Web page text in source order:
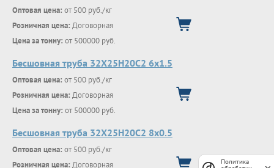
Оптовая цена: от 500 руб./кг
Розничная цена: Договорная
Цена за тонну: от 500000 руб.
Бесшовная труба 32Х25Н20С2 6х1.5
Оптовая цена: от 500 руб./кг
Розничная цена: Договорная
Цена за тонну: от 500000 руб.
Бесшовная труба 32Х25Н20С2 8х0.5
Оптовая цена: от 500 руб./кг
Розничная цена: Договорная
Политика